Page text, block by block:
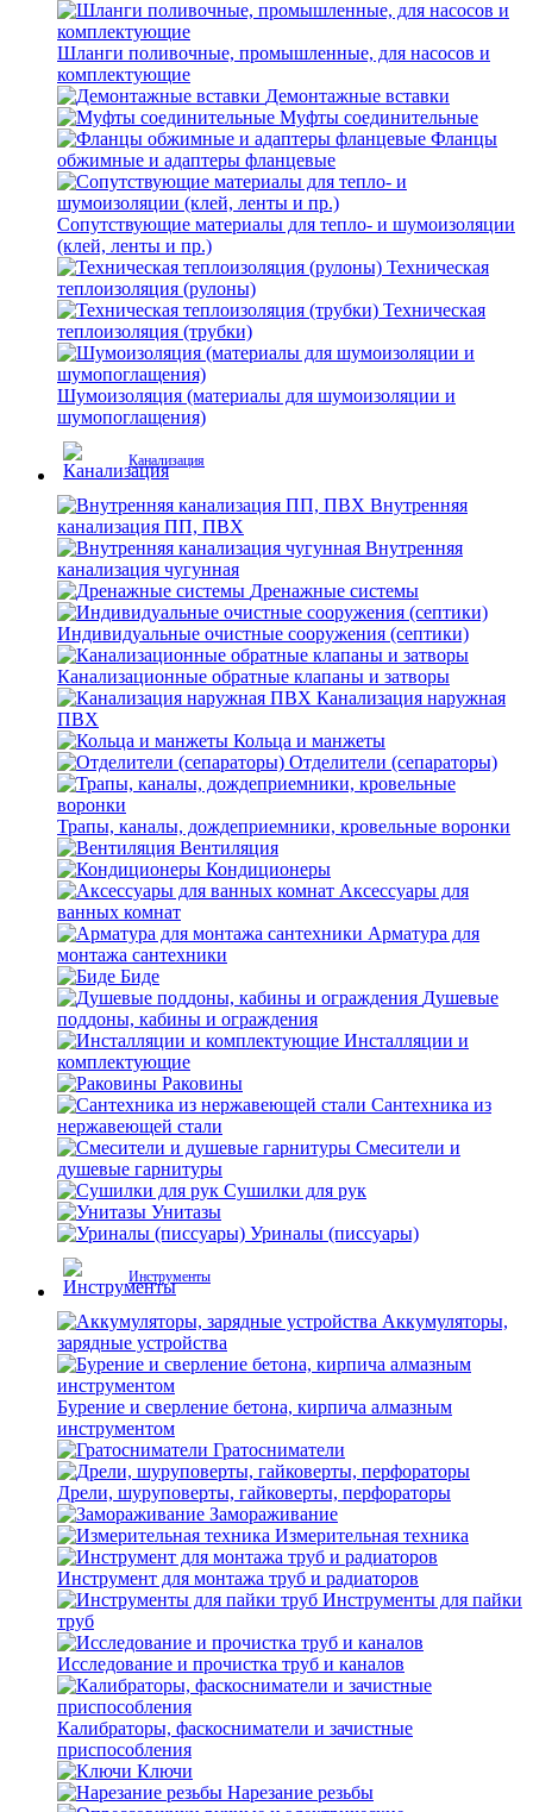
Шланги поливочные, промышленные, для насосов и
комплектующие
Демонтажные вставки
Муфты соединительные
Фланцы
обжимные и адаптеры фланцевые
Сопутствующие материалы для тепло- и шумоизоляции
(клей, ленты и пр.)
Техническая
теплоизоляция (рулоны)
Техническая
теплоизоляция (трубки)
Шумоизоляция (материалы для шумоизоляции и
шумопоглащения)
Канализация
Внутренняя
канализация ПП, ПВХ
Внутренняя
канализация чугунная
Дренажные системы
Индивидуальные очистные сооружения (септики)
Канализационные обратные клапаны и затворы
Канализация наружная
ПВХ
Кольца и манжеты
Отделители (сепараторы)
Трапы, каналы, дождеприемники, кровельные воронки
Вентиляция
Кондиционеры
Аксессуары для
ванных комнат
Арматура для
монтажа сантехники
Биде
Душевые
поддоны, кабины и ограждения
Инсталляции и
комплектующие
Раковины
Сантехника из
нержавеющей стали
Смесители и
душевые гарнитуры
Сушилки для рук
Унитазы
Уриналы (писсуары)
Инструменты
Аккумуляторы,
зарядные устройства
Бурение и сверление бетона, кирпича алмазным
инструментом
Гратосниматели
Дрели, шуруповерты, гайковерты, перфораторы
Замораживание
Измерительная техника
Инструмент для монтажа труб и радиаторов
Инструменты для пайки
труб
Исследование и прочистка труб и каналов
Калибраторы, фаскосниматели и зачистные
приспособления
Ключи
Нарезание резьбы